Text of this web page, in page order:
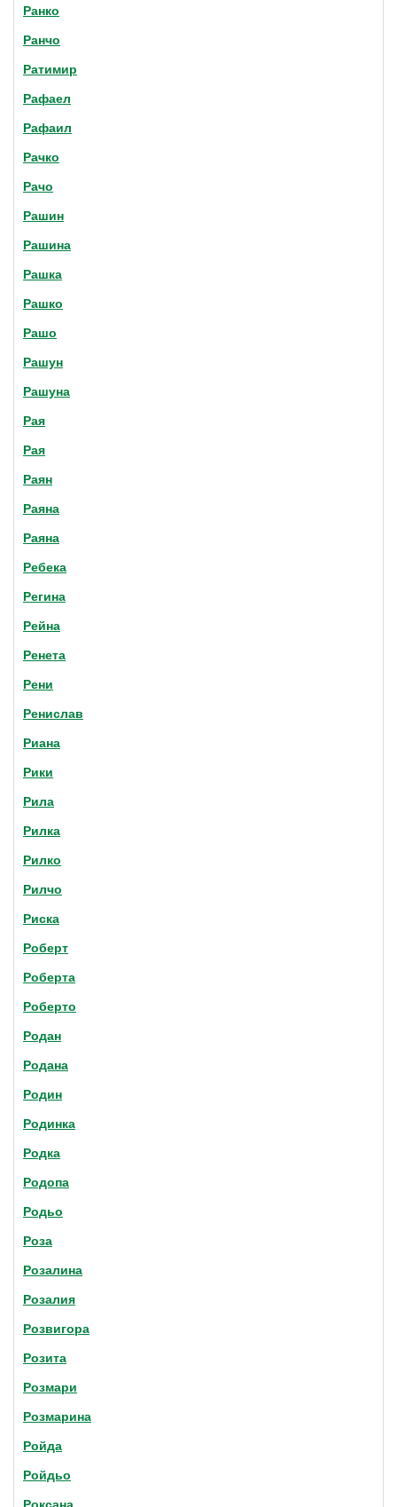
Ранко
Ранчо
Ратимир
Рафаел
Рафаил
Рачко
Рачо
Рашин
Рашина
Рашка
Рашко
Рашо
Рашун
Рашуна
Рая
Рая
Раян
Раяна
Раяна
Ребека
Регина
Рейна
Ренета
Рени
Ренислав
Риана
Рики
Рила
Рилка
Рилко
Рилчо
Риска
Роберт
Роберта
Роберто
Родан
Родана
Родин
Родинка
Родка
Родопа
Родьо
Роза
Розалина
Розалия
Розвигора
Розита
Розмари
Розмарина
Ройда
Ройдьо
Роксана